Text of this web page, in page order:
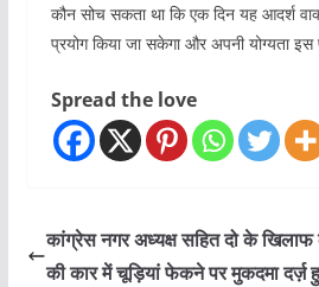
कौन सोच सकता था कि एक दिन यह आदर्श
प्रयोग किया जा सकेगा और अपनी योग्यता इस
Spread the love
कांग्रेस नगर अध्यक्ष सहित दो के खिलाफ
की कार में चूड़ियां फेकने पर मुकदमा दर्ज़